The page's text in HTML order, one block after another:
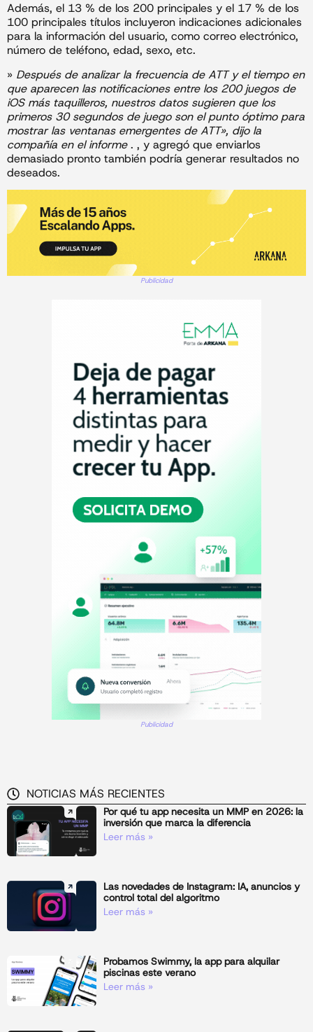
Además, el 13 % de los 200 principales y el 17 % de los
100 principales títulos incluyeron indicaciones adicionales
para la información del usuario, como correo electrónico,
número de teléfono, edad, sexo, etc.
» Después de analizar la frecuencia de ATT y el tiempo en
que aparecen las notificaciones entre los 200 juegos de
iOS más taquilleros, nuestros datos sugieren que los
primeros 30 segundos de juego son el punto óptimo para
mostrar las ventanas emergentes de ATT», dijo la
compañía en el informe. , y agregó que enviarlos
demasiado pronto también podría generar resultados no
deseados.
Publicidad
Publicidad
NOTICIAS MÁS RECIENTES
Por qué tu app necesita un MMP en 2026: la
inversión que marca la diferencia
Leer más »
Las novedades de Instagram: IA, anuncios y
control total del algoritmo
Leer más »
Probamos Swimmy, la app para alquilar
piscinas este verano
Leer más »